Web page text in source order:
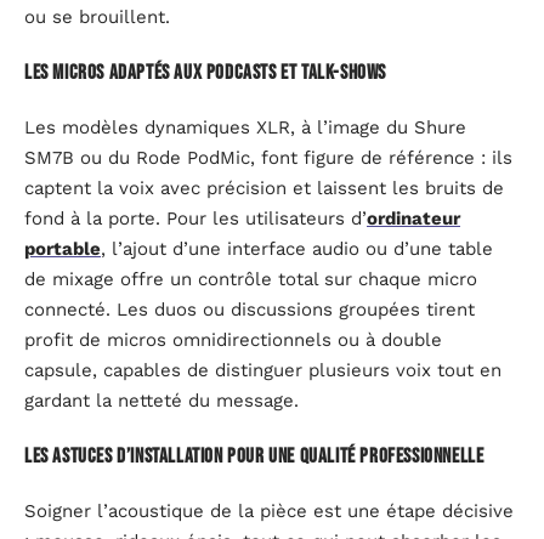
ou se brouillent.
Les micros adaptés aux podcasts et talk-shows
Les modèles dynamiques XLR, à l’image du Shure
SM7B ou du Rode PodMic, font figure de référence : ils
captent la voix avec précision et laissent les bruits de
fond à la porte. Pour les utilisateurs d’ordinateur
portable, l’ajout d’une interface audio ou d’une table
de mixage offre un contrôle total sur chaque micro
connecté. Les duos ou discussions groupées tirent
profit de micros omnidirectionnels ou à double
capsule, capables de distinguer plusieurs voix tout en
gardant la netteté du message.
Les astuces d’installation pour une qualité professionnelle
Soigner l’acoustique de la pièce est une étape décisive